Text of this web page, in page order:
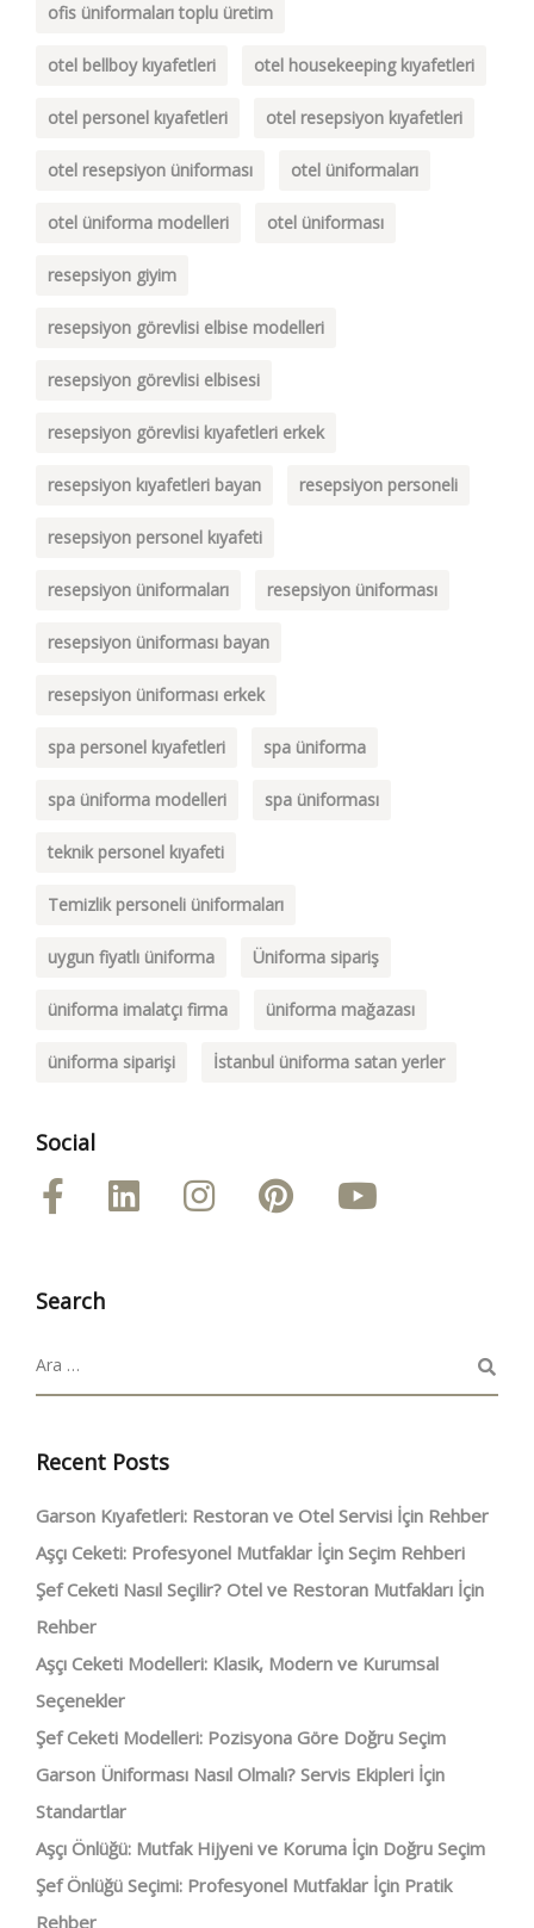
ofis üniformaları toplu üretim
otel bellboy kıyafetleri otel housekeeping kıyafetleri
otel personel kıyafetleri otel resepsiyon kıyafetleri
otel resepsiyon üniforması otel üniformaları
otel üniforma modelleri otel üniforması
resepsiyon giyim
resepsiyon görevlisi elbise modelleri
resepsiyon görevlisi elbisesi
resepsiyon görevlisi kıyafetleri erkek
resepsiyon kıyafetleri bayan resepsiyon personeli
resepsiyon personel kıyafeti
resepsiyon üniformaları resepsiyon üniforması
resepsiyon üniforması bayan
resepsiyon üniforması erkek
spa personel kıyafetleri spa üniforma
spa üniforma modelleri spa üniforması
teknik personel kıyafeti
Temizlik personeli üniformaları
uygun fiyatlı üniforma Üniforma sipariş
üniforma imalatçı firma üniforma mağazası
üniforma siparişi İstanbul üniforma satan yerler
Social
Search
Recent Posts
Garson Kıyafetleri: Restoran ve Otel Servisi İçin Rehber
Aşçı Ceketi: Profesyonel Mutfaklar İçin Seçim Rehberi
Şef Ceketi Nasıl Seçilir? Otel ve Restoran Mutfakları İçin
Rehber
Aşçı Ceketi Modelleri: Klasik, Modern ve Kurumsal
Seçenekler
Şef Ceketi Modelleri: Pozisyona Göre Doğru Seçim
Garson Üniforması Nasıl Olmalı? Servis Ekipleri İçin
Standartlar
Aşçı Önlüğü: Mutfak Hijyeni ve Koruma İçin Doğru Seçim
Şef Önlüğü Seçimi: Profesyonel Mutfaklar İçin Pratik
Rehber